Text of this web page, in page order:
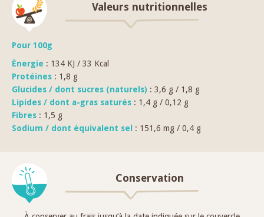
Valeurs nutritionnelles
Pour 100g
Énergie : 134 KJ / 33 Kcal
Protéines : 1,8 g
Glucides / dont sucres (naturels) : 3,6 g / 1,8 g
Lipides / dont a-gras saturés : 1,4 g / 0,12 g
Fibres : 1,5 g
Sodium / dont équivalent sel
: 151,6 mg / 0,4 g
Conservation